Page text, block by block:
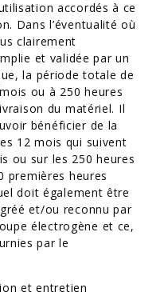
accordés à ce
Dans l’éventualité où
clairement
et validée par un
la période totale de
ou à 250 heures
du matériel. Il
bénéficier de la
12 mois qui suivent
ou sur les 250 heures
premières heures
doit également être
et/ou reconnu par
électrogène et ce,
par le
et entretien